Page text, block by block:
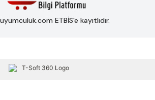
ETBİS'e kayıtlıdır.